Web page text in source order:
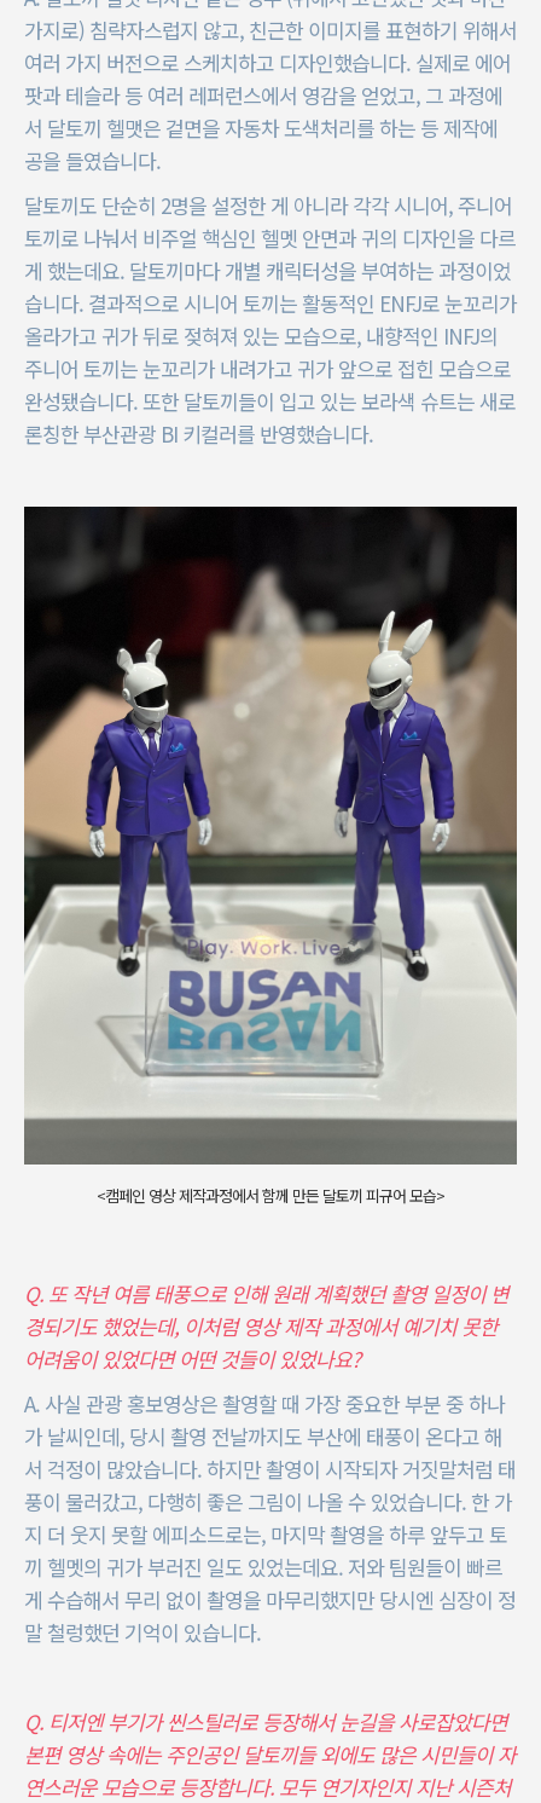
가지로) 침략자스럽지 않고, 친근한 이미지를 표현하기 위해서
여러 가지 버전으로 스케치하고 디자인했습니다. 실제로 에어
팟과 테슬라 등 여러 레퍼런스에서 영감을 얻었고, 그 과정에
서 달토끼 헬맷은 겉면을 자동차 도색처리를 하는 등 제작에
공을 들였습니다.
달토끼도 단순히 2명을 설정한 게 아니라 각각 시니어, 주니어
토끼로 나눠서 비주얼 핵심인 헬멧 안면과 귀의 디자인을 다르
게 했는데요. 달토끼마다 개별 캐릭터성을 부여하는 과정이었
습니다. 결과적으로 시니어 토끼는 활동적인 ENFJ로 눈꼬리가
올라가고 귀가 뒤로 젖혀져 있는 모습으로, 내향적인 INFJ의
주니어 토끼는 눈꼬리가 내려가고 귀가 앞으로 접힌 모습으로
완성됐습니다. 또한 달토끼들이 입고 있는 보라색 슈트는 새로
론칭한 부산관광 BI 키컬러를 반영했습니다.
<캠페인 영상 제작과정에서 함께 만든 달토끼 피규어 모습>
Q. 또 작년 여름 태풍으로 인해 원래 계획했던 촬영 일정이 변
경되기도 했었는데, 이처럼 영상 제작 과정에서 예기치 못한
어려움이 있었다면 어떤 것들이 있었나요?
A. 사실 관광 홍보영상은 촬영할 때 가장 중요한 부분 중 하나
가 날씨인데, 당시 촬영 전날까지도 부산에 태풍이 온다고 해
서 걱정이 많았습니다. 하지만 촬영이 시작되자 거짓말처럼 태
풍이 물러갔고, 다행히 좋은 그림이 나올 수 있었습니다. 한 가
지 더 웃지 못할 에피소드로는, 마지막 촬영을 하루 앞두고 토
끼 헬멧의 귀가 부러진 일도 있었는데요. 저와 팀원들이 빠르
게 수습해서 무리 없이 촬영을 마무리했지만 당시엔 심장이 정
말 철렁했던 기억이 있습니다.
Q. 티저엔 부기가 씬스틸러로 등장해서 눈길을 사로잡았다면
본편 영상 속에는 주인공인 달토끼들 외에도 많은 시민들이 자
연스러운 모습으로 등장합니다. 모두 연기자인지 지난 시즌처